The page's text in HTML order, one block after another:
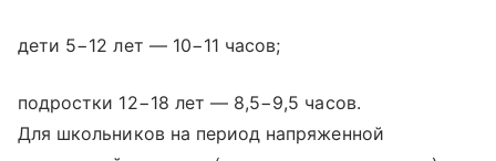
дети 5−12 лет — 10−11 часов;
подростки 12−18 лет — 8,5−9,5 часов.
Для школьников на период напряженной